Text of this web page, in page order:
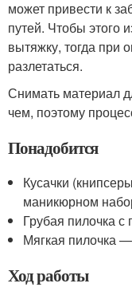
может привести к
путей. Чтобы этого
вытяжку, тогда при
разлетаться.
Снимать материал
чем, поэтому
Понадобится
Кусачки
маникюрном
Грубая пилочка с
Мягкая пилочка
Ход работы